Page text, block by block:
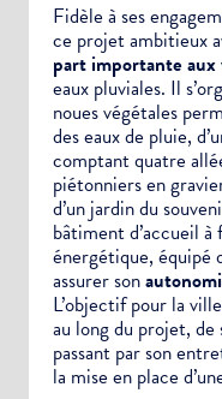
Fidèle à ses
ce projet ambitieux
part importante aux
eaux pluviales. Il
noues végétales
des eaux de pluie,
comptant quatre
piétonniers en
d’un jardin du
bâtiment d’accueil
énergétique, équipé
assurer son
L’objectif pour la
au long du projet, de
passant par son
la mise en place